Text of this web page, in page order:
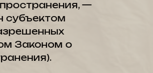
—
субъектом
Законом о